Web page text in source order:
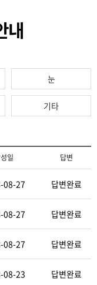
내
눈
기타
일 답변
08-27 답변완료
08-27 답변완료
08-27 답변완료
08-23 답변완료